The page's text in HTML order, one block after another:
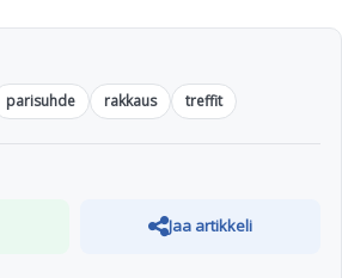
parisuhde rakkaus treffit
Jaa artikkeli